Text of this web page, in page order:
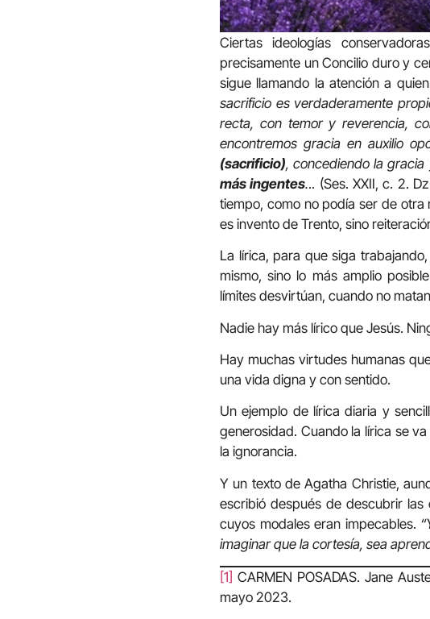
Ciertas ideologías
precisamente un Concilio duro y
sigue llamando la atención a
sacrificio es verdaderamente
recta, con temor y reverencia,
encontremos gracia en auxilio
(sacrificio), concediendo la
más ingentes... (Ses. XXII, c. 2.
tiempo, como no podía ser de
es invento de Trento, sino
La lírica, para que siga
mismo, sino lo más amplio
límites desvirtúan, cuando no
Nadie hay más lírico que Jesús.
Hay muchas virtudes humanas
una vida digna y con sentido.
Un ejemplo de lírica diaria y
generosidad. Cuando la lírica se
la ignorancia.
Y un texto de Agatha Christie,
escribió después de descubrir
cuyos modales eran impecables.
imaginar que la cortesía, sea
[1] CARMEN POSADAS. Jane
mayo 2023.